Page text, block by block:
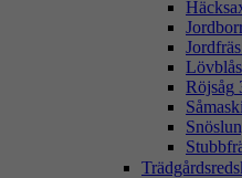
Jordfräs
Lövblås
Röjsåg